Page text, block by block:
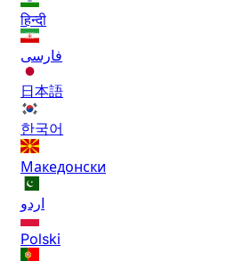
हिन्दी
فارسی
日本語
한국어
Македонски
اردو
Polski